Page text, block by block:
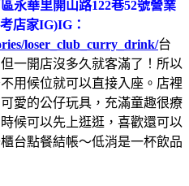
永華里開山路122巷52號營業
店家IG)IG：
loser_club_curry_drink/台
一開店沒多久就客滿了！所以
用候位就可以直接入座。店裡
愛的公仔玩具，充滿童趣很療
候可以先上逛逛，喜歡還可以
台點餐結帳～低消是一杯飲品